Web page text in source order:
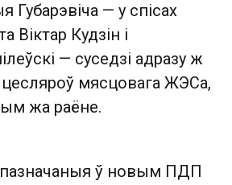
Губарэвіча — у спісах
Віктар Кудзін і
— суседзі адразу ж
цесляроў мясцовага ЖЭСа,
жа раёне.
пазначаныя ў новым ПДП